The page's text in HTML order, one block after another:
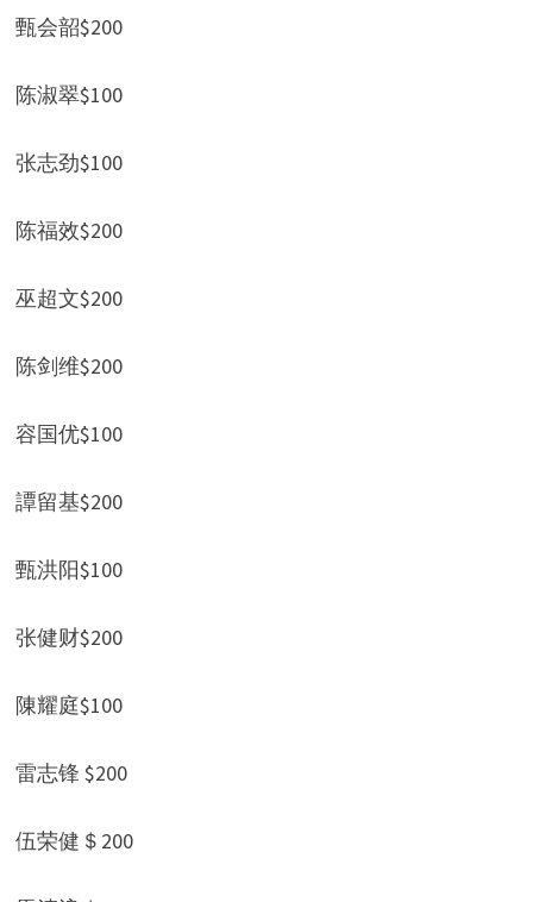
甄会韶$200
陈淑翠$100
张志劲$100
陈福效$200
巫超文$200
陈剑维$200
容国优$100
譚留基$200
甄洪阳$100
张健财$200
陳耀庭$100
雷志锋 $200
伍荣健＄200